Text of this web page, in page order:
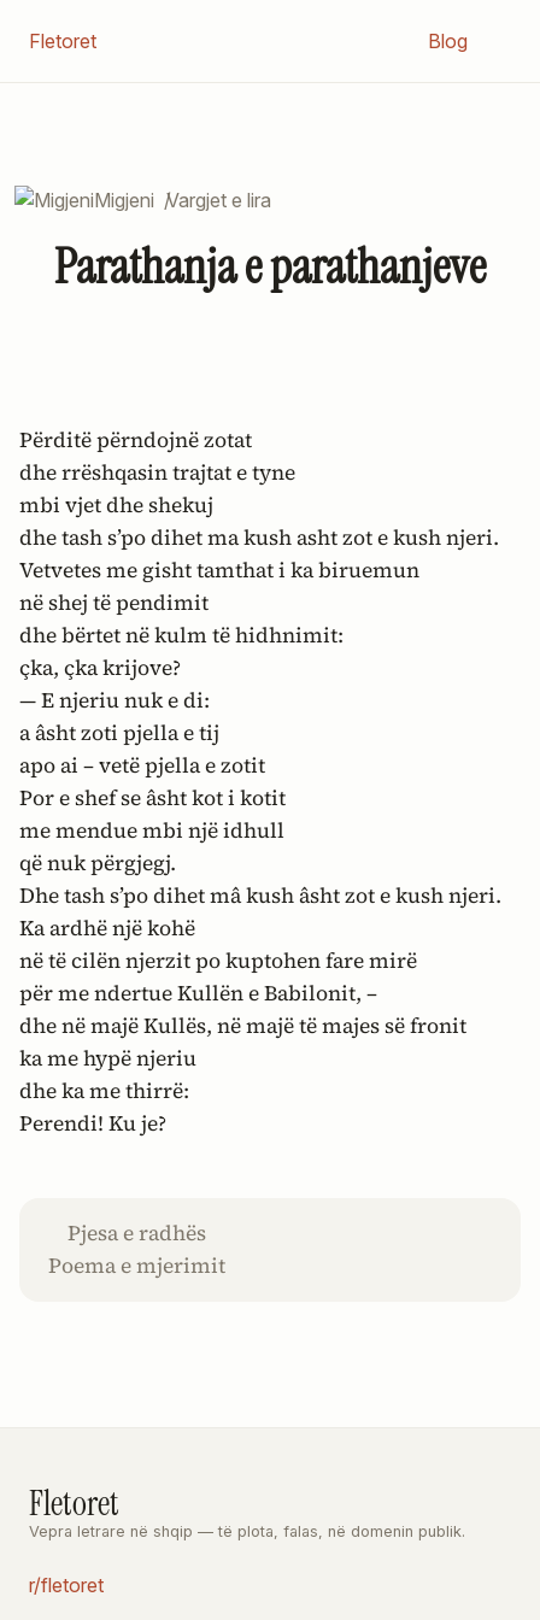
Fletoret Blog
Migjeni /Vargjet e lira
Parathanja e parathanjeve
Përditë përndojnë zotat
dhe rrëshqasin trajtat e tyne
mbi vjet dhe shekuj
dhe tash s’po dihet ma kush asht zot e kush njeri.
Vetvetes me gisht tamthat i ka biruemun
në shej të pendimit
dhe bërtet në kulm të hidhnimit:
çka, çka krijove?
— E njeriu nuk e di:
a âsht zoti pjella e tij
apo ai – vetë pjella e zotit
Por e shef se âsht kot i kotit
me mendue mbi një idhull
që nuk përgjegj.
Dhe tash s’po dihet mâ kush âsht zot e kush njeri.
Ka ardhë një kohë
në të cilën njerzit po kuptohen fare mirë
për me ndertue Kullën e Babilonit, –
dhe në majë Kullës, në majë të majes së fronit
ka me hypë njeriu
dhe ka me thirrë:
Perendi! Ku je?
Pjesa e radhës
Poema e mjerimit
Fletoret
Vepra letrare në shqip — të plota, falas, në domenin publik.
r/fletoret